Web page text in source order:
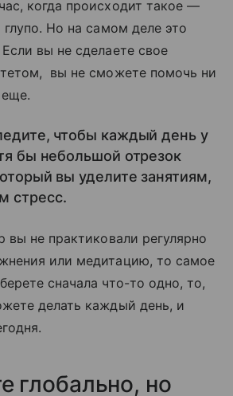
когда происходит такое —
глупо. Но на самом деле это
вы не сделаете свое
вы не сможете помочь ни
чтобы каждый день у
бы небольшой отрезок
вы уделите занятиям,
стресс.
вы не практиковали регулярно
или медитацию, то самое
сначала что-то одно, то,
делать каждый день, и
глобально, но